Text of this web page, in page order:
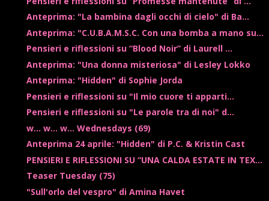
Anteprima: "La bambina dagli occhi di cielo" di Ba...
Anteprima: "C.U.B.A.M.S.C. Con una bomba a mano su...
Pensieri e riflessioni su “Blood Noir” di Laurell ...
Anteprima: "Una donna misteriosa" di Lesley Lokko
Anteprima: "Hidden" di Sophie Jorda
Pensieri e riflessioni su "Il mio cuore ti apparti...
Pensieri e riflessioni su "Le parole tra di noi" d...
w... w... w... Wednesdays (69)
Anteprima 24 aprile: "Hidden" di P.C. & Kristin Cast
PENSIERI E RIFLESSIONI SU “UNA CALDA ESTATE IN TEX...
Teaser Tuesday (75)
"Sull'orlo del vespro" di Amina Havet